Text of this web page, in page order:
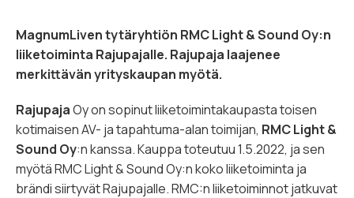
MagnumLiven tytäryhtiön RMC Light & Sound Oy:n
liiketoiminta Rajupajalle. Rajupaja laajenee
merkittävän yrityskaupan myötä.
RajupajaOy on sopinut liiketoimintakaupasta toisen
kotimaisen AV- ja tapahtuma-alan toimijan, RMCLight &
Sound Oy:n kanssa. Kauppa toteutuu 1.5.2022, ja sen
myötä RMC Light & Sound Oy:n koko liiketoiminta ja
brändi siirtyvät Rajupajalle. RMC:n liiketoiminnot jatkuvat